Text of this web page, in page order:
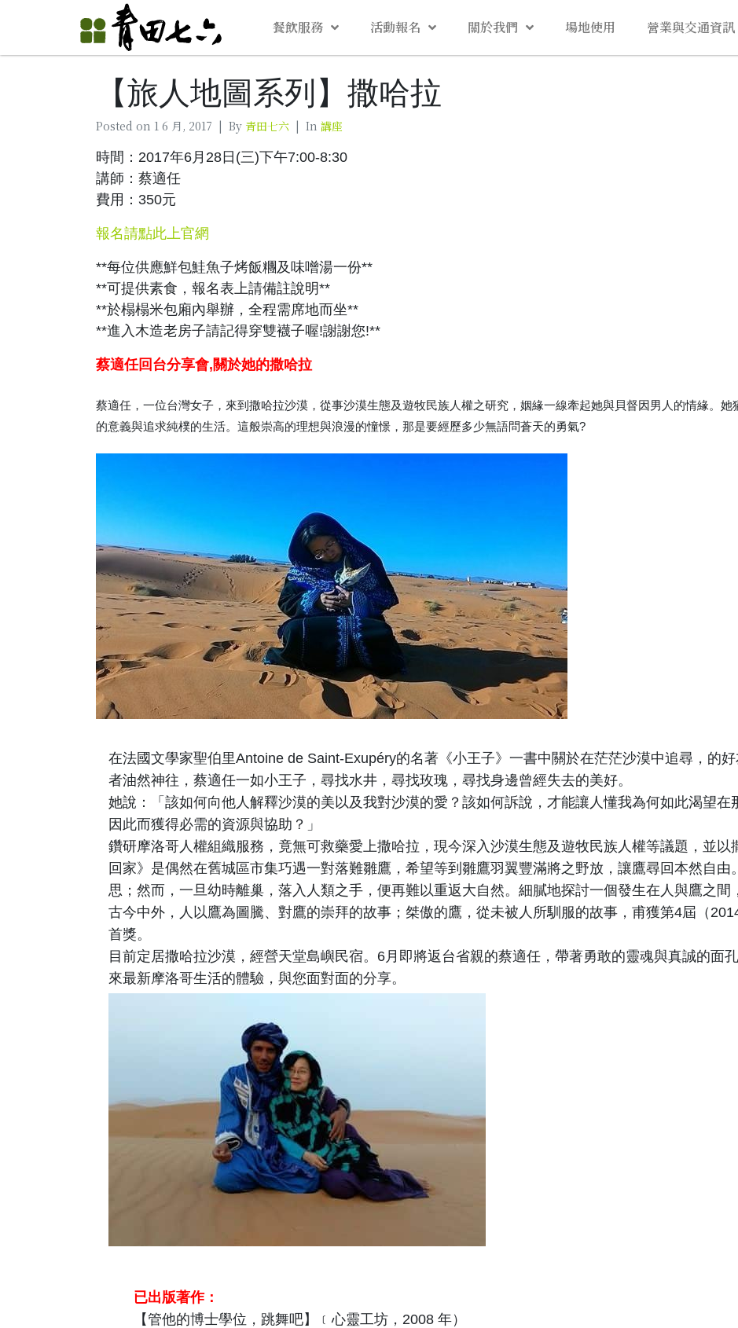
餐飲服務 活動報名 關於我們 場地使用 營業與交通資訊
【旅人地圖系列】撒哈拉
Posted on 1 6 月, 2017 By 青田七六 In 講座
時間：2017年6月28日(三)下午7:00-8:30
講師：蔡適任
費用：350元
報名請點此上官網
**每位供應鮮包鮭魚子烤飯糰及味噌湯一份**
**可提供素食，報名表上請備註說明**
**於榻榻米包廂內舉辦，全程需席地而坐**
**進入木造老房子請記得穿雙襪子喔!謝謝您!**
蔡適任回台分享會,關於她的撒哈拉
蔡適任，一位台灣女子，來到撒哈拉沙漠，從事沙漠生態及遊牧民族人權之研究，姻緣一線牽起她與貝督因男人的情緣。
的意義與追求純樸的生活。這般崇高的理想與浪漫的憧憬，那是要經歷多少無語問蒼天的勇氣?
在法國文學家聖伯里Antoine de Saint-Exupéry的名著《小王子》一書中關於在茫茫沙漠中追尋，的
者油然神往，蔡適任一如小王子，尋找水井，尋找玫瑰，尋找身邊曾經失去的美好。
她說：「該如何向他人解釋沙漠的美以及我對沙漠的愛？該如何訴說，才能讓人懂我為何如此渴望在
因此而獲得必需的資源與協助？」
鑽研摩洛哥人權組織服務，竟無可救藥愛上撒哈拉，現今深入沙漠生態及遊牧民族人權等議題，並
回家》是偶然在舊城區市集巧遇一對落難雛鷹，希望等到雛鷹羽翼豐滿將之野放，讓鷹尋回本然自
思；然而，一旦幼時離巢，落入人類之手，便再難以重返大自然。細膩地探討一個發生在人與鷹之間
古今中外，人以鷹為圖騰、對鷹的崇拜的故事；桀傲的鷹，從未被人所馴服的故事，甫獲第4屆（
首獎。
目前定居撒哈拉沙漠，經營天堂島嶼民宿。 6月即將返台省親的蔡適任， 帶著勇敢的靈魂與真誠的面
來最新摩洛哥生活的體驗，與您面對面的分享。
已出版著作：
【管他的博士學位，跳舞吧】﹝心靈工坊，2008 年）